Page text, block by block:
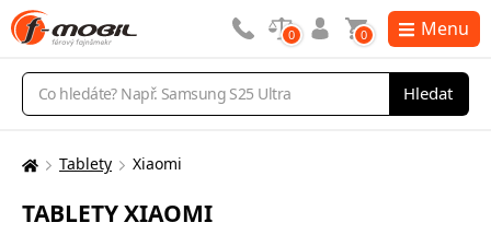
Vyhledávání
Hledat
0 0 Menu
Zde
nacházíte:
Tablety Xiaomi
TABLETY XIAOMI